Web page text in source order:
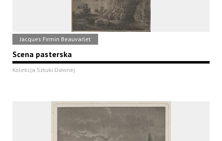
Jacques Firmin Beauvarlet
Scena pasterska
Kolekcja Sztuki Dawnej